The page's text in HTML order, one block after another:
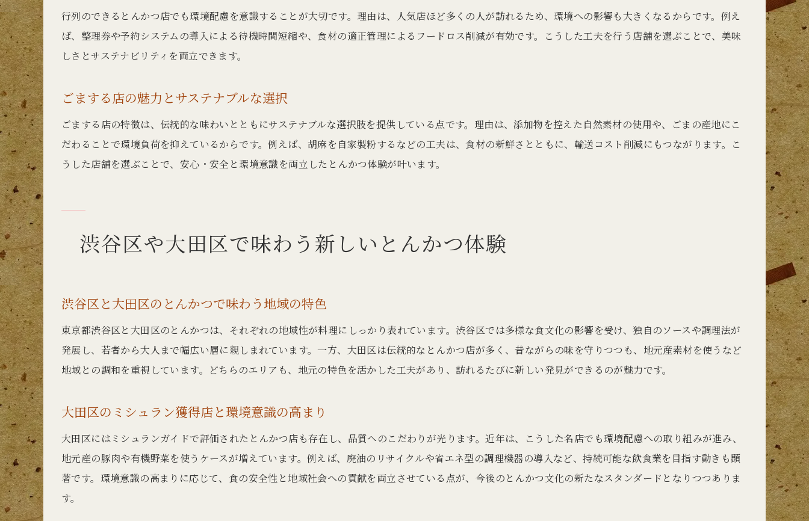
御三家や四天王が支える地域の味の伝統
とんかつ有名店で知る地域特有のこだわり
環境意識で選ぶとんかつの選び方とは
環境配慮型とんかつ店を選ぶ時の注目点
御三家・有名店に学ぶエコな選び方
行列のできる店の環境意識への取り組み
蒲田や大田区で見つけるエコ志向のとんかつ
とんかつ業界に広がるエコ志向の潮流
御三家や四天王も注目するサステナブル意識
有名店の環境配慮が選ばれるポイント
とんかつの新しい価値観と環境意識の関係
東京都内で広がる環境配慮型とんかつの未来
東京都内で進化する環境配慮型とんかつの現状
御三家・四天王の未来志向なとんかつづくり
行列のできるとんかつ店でも環境配慮を意識することが大切です。理由は、人気店ほど多くの人が訪れるため、環境への影響も大きくなるからです。例え
ば、整理券や予約システムの導入による待機時間短縮や、食材の適正管理によるフードロス削減が有効です。こうした工夫を行う店舗を選ぶことで、美味
しさとサステナビリティを両立できます。
ごまする店の魅力とサステナブルな選択
ごまする店の特徴は、伝統的な味わいとともにサステナブルな選択肢を提供している点です。理由は、添加物を控えた自然素材の使用や、ごまの産地にこ
だわることで環境負荷を抑えているからです。例えば、胡麻を自家製粉するなどの工夫は、食材の新鮮さとともに、輸送コスト削減にもつながります。こ
うした店舗を選ぶことで、安心・安全と環境意識を両立したとんかつ体験が叶います。
渋谷区や大田区で味わう新しいとんかつ体験
渋谷区と大田区のとんかつで味わう地域の特色
東京都渋谷区と大田区のとんかつは、それぞれの地域性が料理にしっかり表れています。渋谷区では多様な食文化の影響を受け、独自のソースや調理法が
発展し、若者から大人まで幅広い層に親しまれています。一方、大田区は伝統的なとんかつ店が多く、昔ながらの味を守りつつも、地元産素材を使うなど
地域との調和を重視しています。どちらのエリアも、地元の特色を活かした工夫があり、訪れるたびに新しい発見ができるのが魅力です。
大田区のミシュラン獲得店と環境意識の高まり
大田区にはミシュランガイドで評価されたとんかつ店も存在し、品質へのこだわりが光ります。近年は、こうした名店でも環境配慮への取り組みが進み、
地元産の豚肉や有機野菜を使うケースが増えています。例えば、廃油のリサイクルや省エネ型の調理機器の導入など、持続可能な飲食業を目指す動きも顕
著です。環境意識の高まりに応じて、食の安全性と地域社会への貢献を両立させている点が、今後のとんかつ文化の新たなスタンダードとなりつつありま
す。